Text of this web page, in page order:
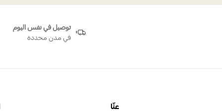
توصيل في نفس اليوم
في مدن محددة
عنّا